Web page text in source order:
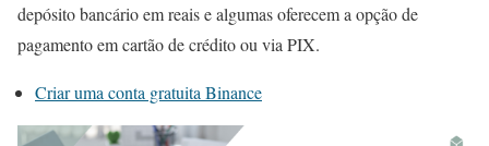
depósito bancário em reais e algumas oferecem a opção de
pagamento em cartão de crédito ou via PIX.
Criar uma conta gratuita Binance